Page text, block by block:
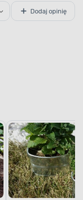
i
zewnątrz i
niewiele
a
szybko
miejscu.
Dodaj opinię